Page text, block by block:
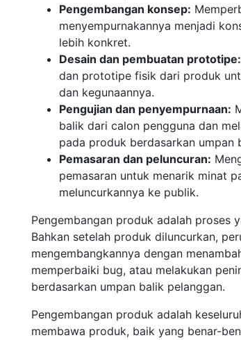
Pengembangan konsep:
menyempurnakannya menjadi
lebih konkret.
Desain dan pembuatan prototipe:
dan prototipe fisik dari produk
dan kegunaannya.
Pengujian dan penyempurnaan:
balik dari calon pengguna dan
pada produk berdasarkan umpan
Pemasaran dan peluncuran:
pemasaran untuk menarik minat
meluncurkannya ke publik.
Pengembangan produk adalah proses
Bahkan setelah produk diluncurkan,
mengembangkannya dengan
memperbaiki bug, atau melakukan
berdasarkan umpan balik pelanggan.
Pengembangan produk adalah
membawa produk, baik yang benar-